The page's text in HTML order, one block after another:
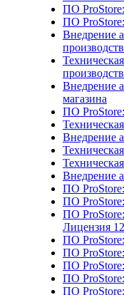
ПО
ПО
Внедрение
Внедрение
магазина
ПО
Внедрение
Внедрение
ПО
ПО
ПО
Лицензия
ПО
ПО
ПО
ПО
ПО